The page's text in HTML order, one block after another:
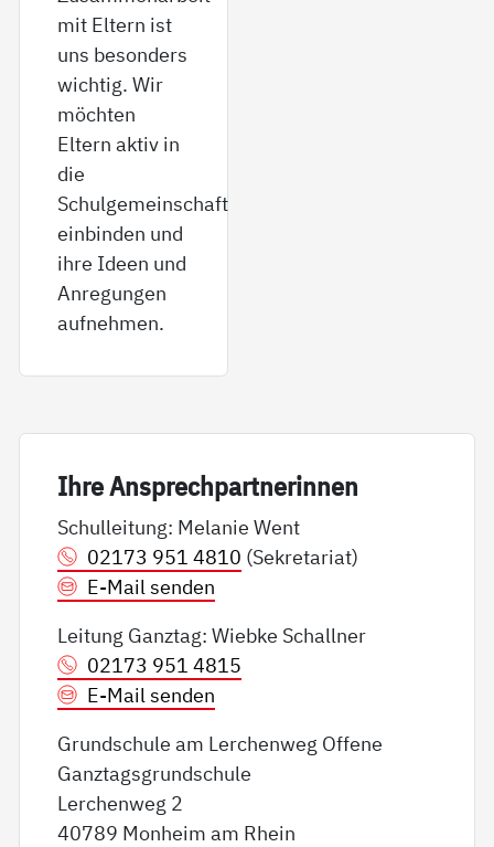
mit Eltern ist
uns besonders
wichtig. Wir
möchten
Eltern aktiv in
die
Schulgemeinschaft
einbinden und
ihre Ideen und
Anregungen
aufnehmen.
Ih­re An­sp­rech­part­ne­rin­nen
Schulleitung: Melanie Went
02173 951 4810 (Sekretariat)
E-Mail senden
Leitung Ganztag: Wiebke Schallner
02173 951 4815
E-Mail senden
Grundschule am Lerchenweg Offene
Ganztagsgrundschule
Lerchenweg 2
40789 Monheim am Rhein